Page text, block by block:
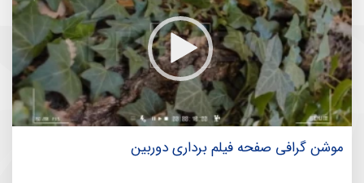
موشن گرافی صفحه فیلم برداری دوربین